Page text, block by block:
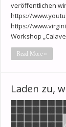
veröffentlichen
https://
https://
Workshop
Read More »
Laden zu,